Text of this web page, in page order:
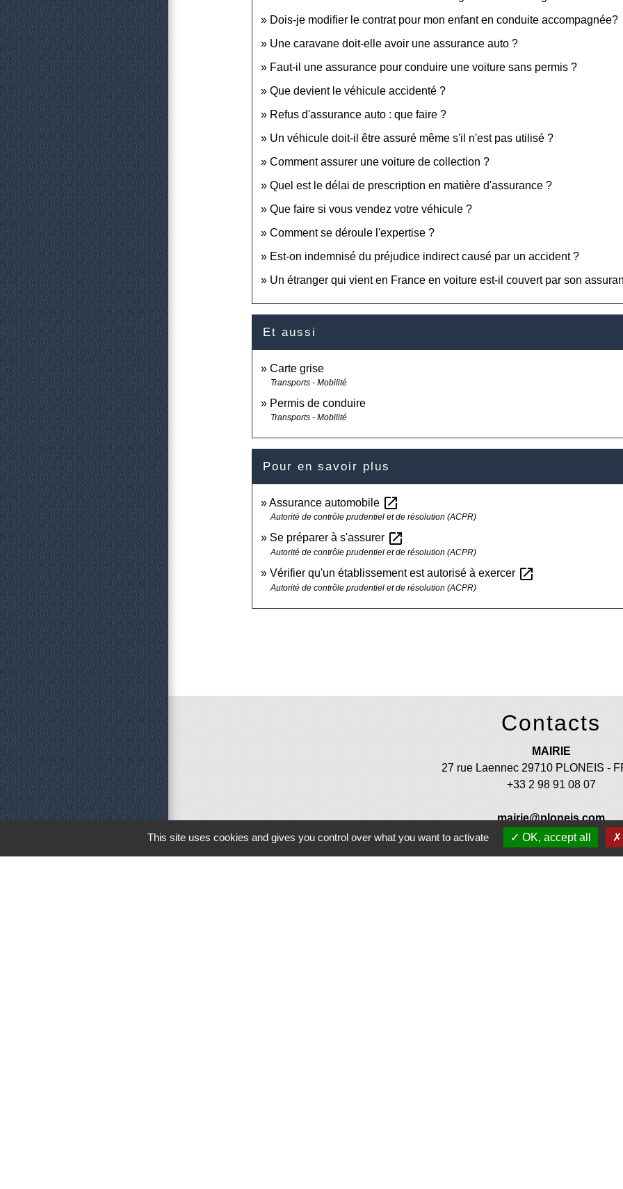
Dois-je modifier le contrat pour mon enfant en conduite accompagnée?
Une caravane doit-elle avoir une assurance auto ?
Faut-il une assurance pour conduire une voiture sans permis ?
Que devient le véhicule accidenté ?
Refus d'assurance auto : que faire ?
Un véhicule doit-il être assuré même s'il n'est pas utilisé ?
Comment assurer une voiture de collection ?
Quel est le délai de prescription en matière d'assurance ?
Que faire si vous vendez votre véhicule ?
Comment se déroule l'expertise ?
Est-on indemnisé du préjudice indirect causé par un accident ?
Un étranger qui vient en France en voiture est-il couvert par son
Et aussi
Carte grise
Transports - Mobilité
Permis de conduire
Transports - Mobilité
Pour en savoir plus
Assurance automobile open_in_new
Autorité de contrôle prudentiel et de résolution (ACPR)
Se préparer à s'assurer open_in_new
Autorité de contrôle prudentiel et de résolution (ACPR)
Vérifier qu'un établissement est autorisé à exercer open_in_new
Autorité de contrôle prudentiel et de résolution (ACPR)
Contacts
MAIRIE
27 rue Laennec 29710 PLONEIS -
+33 2 98 91 08 07
mairie@ploneis.com
Horaires d'ouverture au public : du lundi au vendredi de 9 h à 12 h et de 13
This site uses cookies and gives you control over what you want to activate OK, accept all